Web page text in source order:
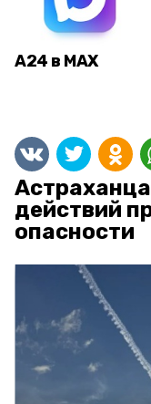
А24 в MAX
действий
опасности